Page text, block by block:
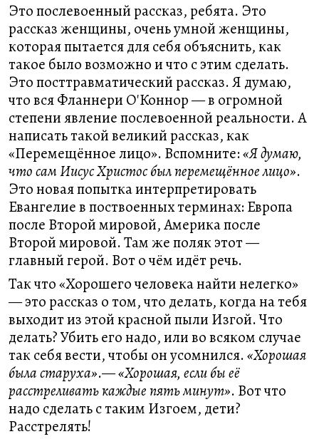
Это послевоенный рассказ, ребята. Это
рассказ женщины, очень умной женщины,
которая пытается для себя объяснить, как
такое было возможно и что с этим сделать.
Это посттравматический рассказ. Я думаю,
что вся Фланнери О'Коннор — в огромной
степени явление послевоенной реальности. А
написать такой великий рассказ, как
«Перемещённое лицо». Вспомните:«Я думаю,
что сам Иисус Христос был перемещённое лицо».
Это новая попытка интерпретировать
Евангелие в поствоенных терминах: Европа
после Второй мировой, Америка после
Второй мировой. Там же поляк этот —
главный герой. Вот о чём идёт речь.
Так что «Хорошего человека найти нелегко»
— это рассказ о том, что делать, когда на тебя
выходит из этой красной пыли Изгой. Что
делать? Убить его надо, или во всяком случае
так себя вести, чтобы он усомнился.«Хорошая
была старуха».—«Хорошая, если бы её
расстреливать каждые пять минут». Вот что
надо сделать с таким Изгоем, дети?
Расстрелять!